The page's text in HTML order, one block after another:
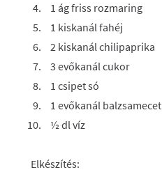
1 ág friss rozmaring
1 kiskanál fahéj
2 kiskanál chilipaprika
3 evőkanál cukor
1 csipet só
1 evőkanál balzsamecet
½ dl víz
Elkészítés: